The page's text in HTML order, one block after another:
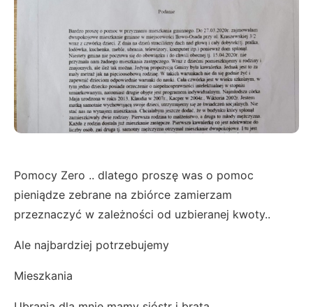
Pomocy Zero .. dlatego proszę was o pomoc
pieniądze zebrane na zbiórce zamierzam
przeznaczyć w zależności od uzbieranej kwoty..
Ale najbardziej potrzebujemy
Mieszkania